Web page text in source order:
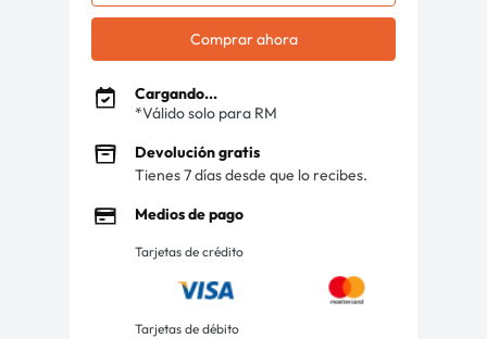
Comprar ahora
Cargando...
*Válido solo para RM
Devolución gratis
Tienes 7 días desde que lo recibes.
Medios de pago
Tarjetas de crédito
Tarjetas de débito